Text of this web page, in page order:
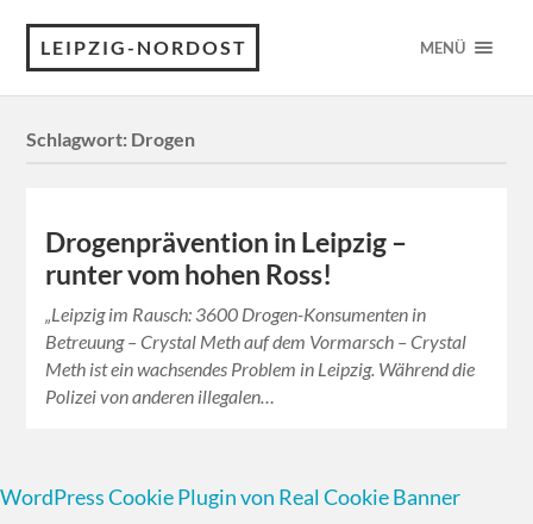
LEIPZIG-NORDOST MENÜ
Schlagwort: Drogen
Drogenprävention in Leipzig –
runter vom hohen Ross!
„Leipzig im Rausch: 3600 Drogen-Konsumenten in
Betreuung – Crystal Meth auf dem Vormarsch – Crystal
Meth ist ein wachsendes Problem in Leipzig. Während die
Polizei von anderen illegalen…
WordPress Cookie Plugin von Real Cookie Banner